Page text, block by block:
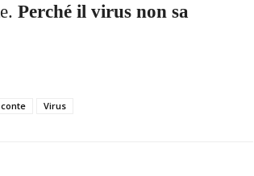
Perché il virus non sa
Virus